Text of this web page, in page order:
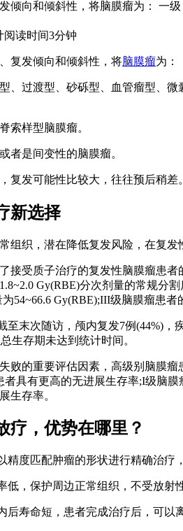
倾向和倾斜性，将脑膜瘤为： 一
阅读时间3分钟
发倾向和倾斜性，将脑膜瘤为：
过渡型、砂砾型、血管瘤型、微
样型脑膜瘤。
是间变性的脑膜瘤。
发可能性比较大，往往预后稍差
新选择
织，潜在降低复发风险，在复发
受质子治疗的复发性脑膜瘤患者
Gy(RBE)分次剂量的常规分
54~66.6 Gy(RBE);III级脑膜瘤患者
次随访，颅内复发7例(44%)，
生存期未达到统计时间。
重要评估因素，高级别脑膜瘤
具有更高的无进展生存率;I级脑
生存率。
，优势在哪里？
精度匹配肿瘤的形状进行精确治
保护周边正常组织，不受放射
命短，患者完成治疗后，可以